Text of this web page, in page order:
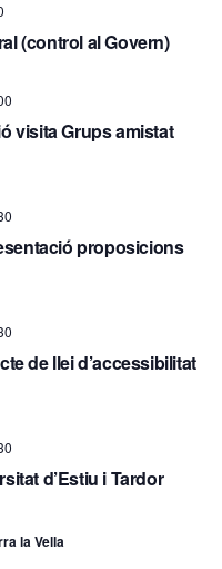
r
a
E
d
e
E
e
(control al Govern)
visita Grups amistat
proposicions
de llei d’accessibilitat
d’Estiu i Tardor
la Vella